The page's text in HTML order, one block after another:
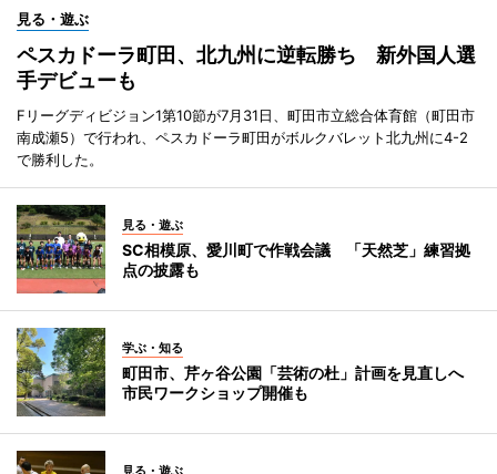
見る・遊ぶ
ペスカドーラ町田、北九州に逆転勝ち 新外国人選
手デビューも
Fリーグディビジョン1第10節が7月31日、町田市立総合体育館（町田市
南成瀬5）で行われ、ペスカドーラ町田がボルクバレット北九州に4-2
で勝利した。
見る・遊ぶ
SC相模原、愛川町で作戦会議 「天然芝」練習拠
点の披露も
学ぶ・知る
町田市、芹ヶ谷公園「芸術の杜」計画を見直しへ
市民ワークショップ開催も
見る・遊ぶ